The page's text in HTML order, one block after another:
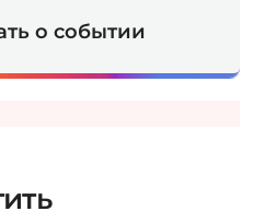
о событии